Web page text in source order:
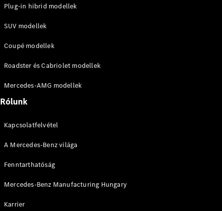
Plug-in hibrid modellek
SUV modellek
Coupé modellek
Roadster és Cabriolet modellek
Mercedes-AMG modellek
Rólunk
Kapcsolatfelvétel
A Mercedes-Benz világa
Fenntarthatóság
Mercedes-Benz Manufacturing Hungary
Karrier